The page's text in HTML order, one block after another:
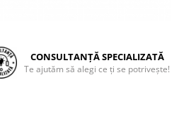
CONSULTANȚĂ SPECIALIZATĂ
Te ajutăm să alegi ce ți se potrivește!